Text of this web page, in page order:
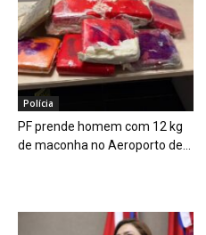
Polícia
PF prende homem com 12 kg
de maconha no Aeroporto de...